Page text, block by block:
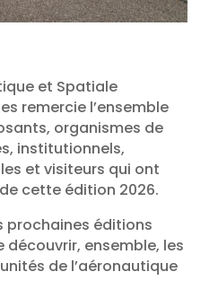
et Spatiale
remercie l’ensemble
organismes de
institutionnels,
et visiteurs qui ont
cette édition 2026.
prochaines éditions
ensemble, les
de l’aéronautique